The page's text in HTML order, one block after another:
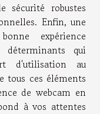
sécurité robustes
Enfin, une
expérience
qui
d'utilisation au
tous ces éléments
de webcam en
à vos attentes